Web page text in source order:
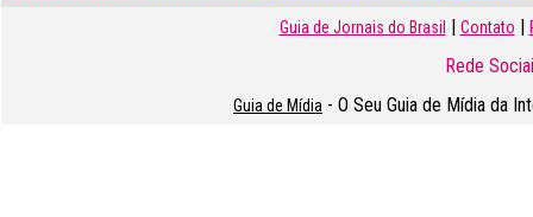
Guia de Jornais do Brasil | Contato |
Rede
Guia de Mídia - O Seu Guia de Mídia da